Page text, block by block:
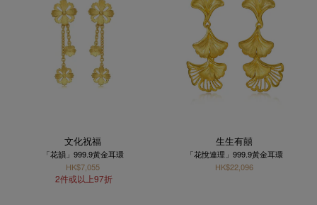
文化祝福
「花韻」999.9黃金耳環
HK$7,055
2件或以上97折
生生有囍
「花悅連理」999.9黃金耳環
HK$22,096